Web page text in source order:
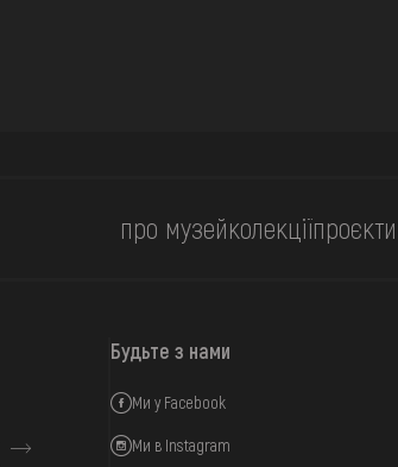
про музейколекціїпроєкти
Будьте з нами
Ми у Facebook
Ми в Instagram